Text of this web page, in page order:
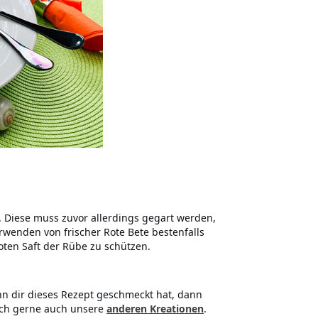
muss zuvor allerdings gegart werden,
von frischer Rote Bete bestenfalls
Saft der Rübe zu schützen.
dir dieses Rezept geschmeckt hat, dann
gerne auch unsere anderen Kreationen.